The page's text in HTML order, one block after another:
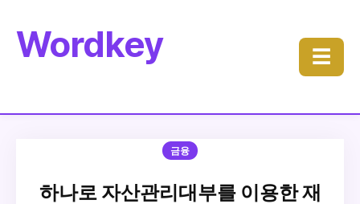
Wordkey ☰
금융
하나로 자산관리대부를 이용한 재